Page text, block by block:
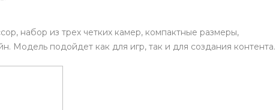
набор из трех четких камер, компактные размеры,
Модель подойдет как для игр, так и для создания контента.